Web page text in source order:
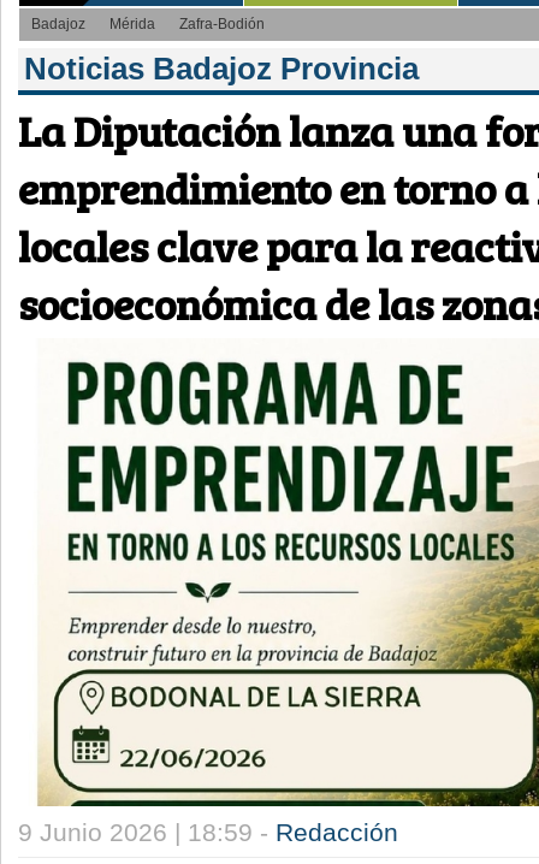
Badajoz Mérida Zafra-Bodión
Noticias Badajoz Provincia
La Diputación lanza una
emprendimiento en torno
locales clave para la
socioeconómica de las
9 Junio 2026 | 18:59 - Redacción